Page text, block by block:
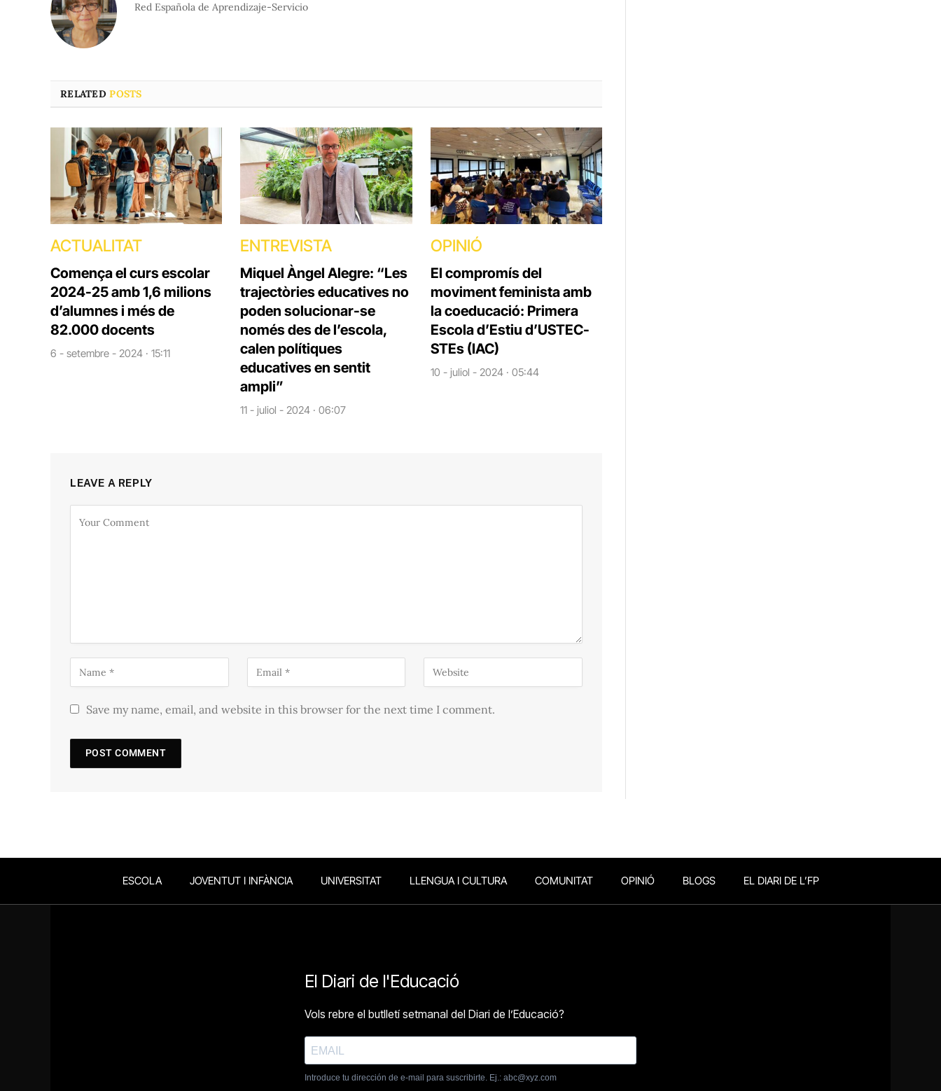
Red Española de Aprendizaje-Servicio
RELATEDPOSTS
ACTUALITAT
Comença el curs escolar
2024-25 amb 1,6 milions
d’alumnes i més de
82.000 docents
6 - setembre - 2024 · 15:11
ENTREVISTA
Miquel Àngel Alegre: “Les
trajectòries educatives no
poden solucionar-se
només des de l’escola,
calen polítiques
educatives en sentit
ampli”
11 - juliol - 2024 · 06:07
OPINIÓ
El compromís del
moviment feminista amb
la coeducació: Primera
Escola d’Estiu d’USTEC-
STEs (IAC)
10 - juliol - 2024 · 05:44
LEAVE A REPLY
Save my name, email, and website in this browser for the next time I comment.
ESCOLA JOVENTUT I INFÀNCIA UNIVERSITAT LLENGUA I CULTURA COMUNITAT OPINIÓ BLOGS EL DIARI DE L’FP